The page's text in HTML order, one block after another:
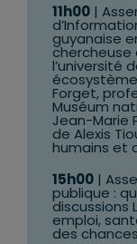
11h00|
guyanaise
chercheuse
l’université
Forget,
Muséum
Jean-Marie
de Alexis
humains et
15h00|
publique :
discussions
emploi,
des chances